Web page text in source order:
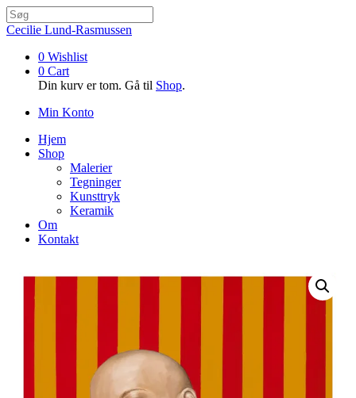
Cecilie Lund-Rasmussen
0 Wishlist
0 Cart
Din kurv er tom. Gå til Shop.
Min Konto
Hjem
Shop
Malerier
Tegninger
Kunsttryk
Keramik
Om
Kontakt